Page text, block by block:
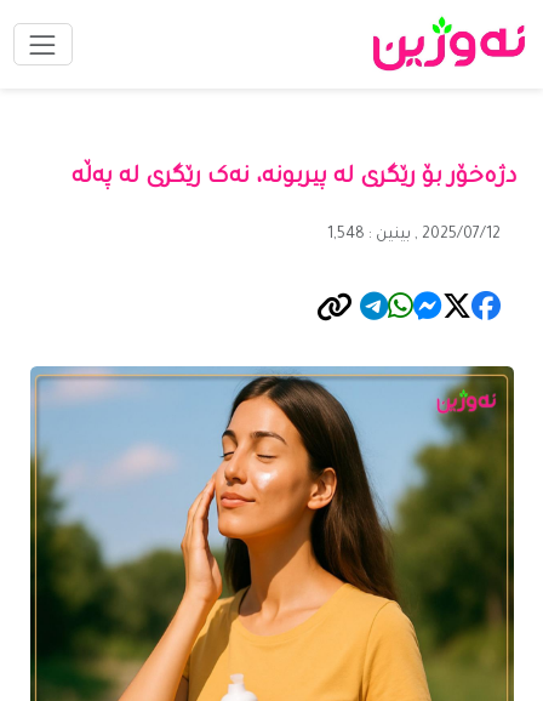
دژەخۆر بۆ رێگری لە پیربونە، نەک رێگری لە پەڵە
2025/07/12 , بینین : 1,548